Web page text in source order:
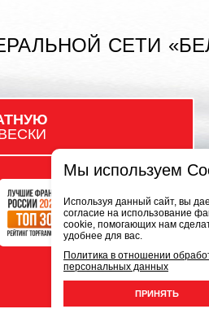
СЕТИ
Мы используем
Используя данный сайт, вы
согласие на использование
cookie, помогающих нам
удобнее для вас.
Политика в отношении
персональных данных
ПРИНЯТЬ